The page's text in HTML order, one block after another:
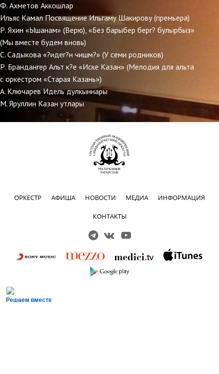
Ф. Ахметов Аккошлар
Ильяс Камал Посвящение Ильгаму Шакирову (премьера)
Р. Яхин «Ышанам» (Верю), «Без барыбер берг? булырбыз»
(Мы вместе будем вновь)
С. Садыкова «?идег?н чишм?» (У семи родников)
Р. Брандангер Альт к?е «Иске Казан» (Мелодия для альта
с оркестром «Старая Казань»)
А. Ключарев Идель дулкыннары
М. Яруллин Казан утлары
ОРКЕСТР АФИША НОВОСТИ МЕДИА ИНФОРМАЦИЯ
КОНТАКТЫ
Решаем вместе